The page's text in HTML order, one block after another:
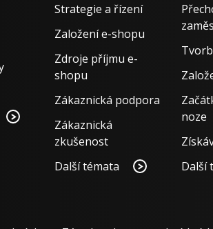
Strategie a řízení
Založení e-shopu
Zdroje příjmu e-
shopu
Zákaznická podpora
Zákaznická
zkušenost
Další témata
noze
Další